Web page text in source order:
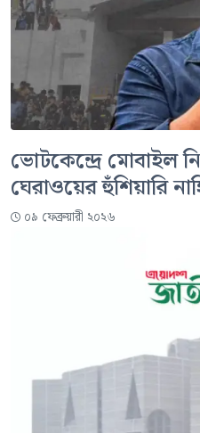
ভোটকেন্দ্রে মোবাইল
ঘেরাওয়ের হুঁশিয়ারি
০৯ ফেব্রুয়ারী ২০২৬